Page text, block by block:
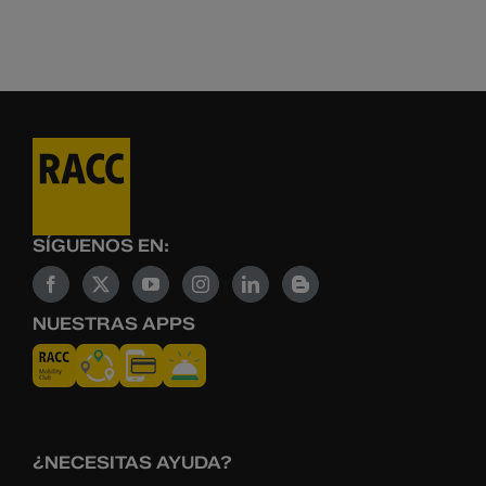
SÍGUENOS EN:
NUESTRAS APPS
¿NECESITAS AYUDA?